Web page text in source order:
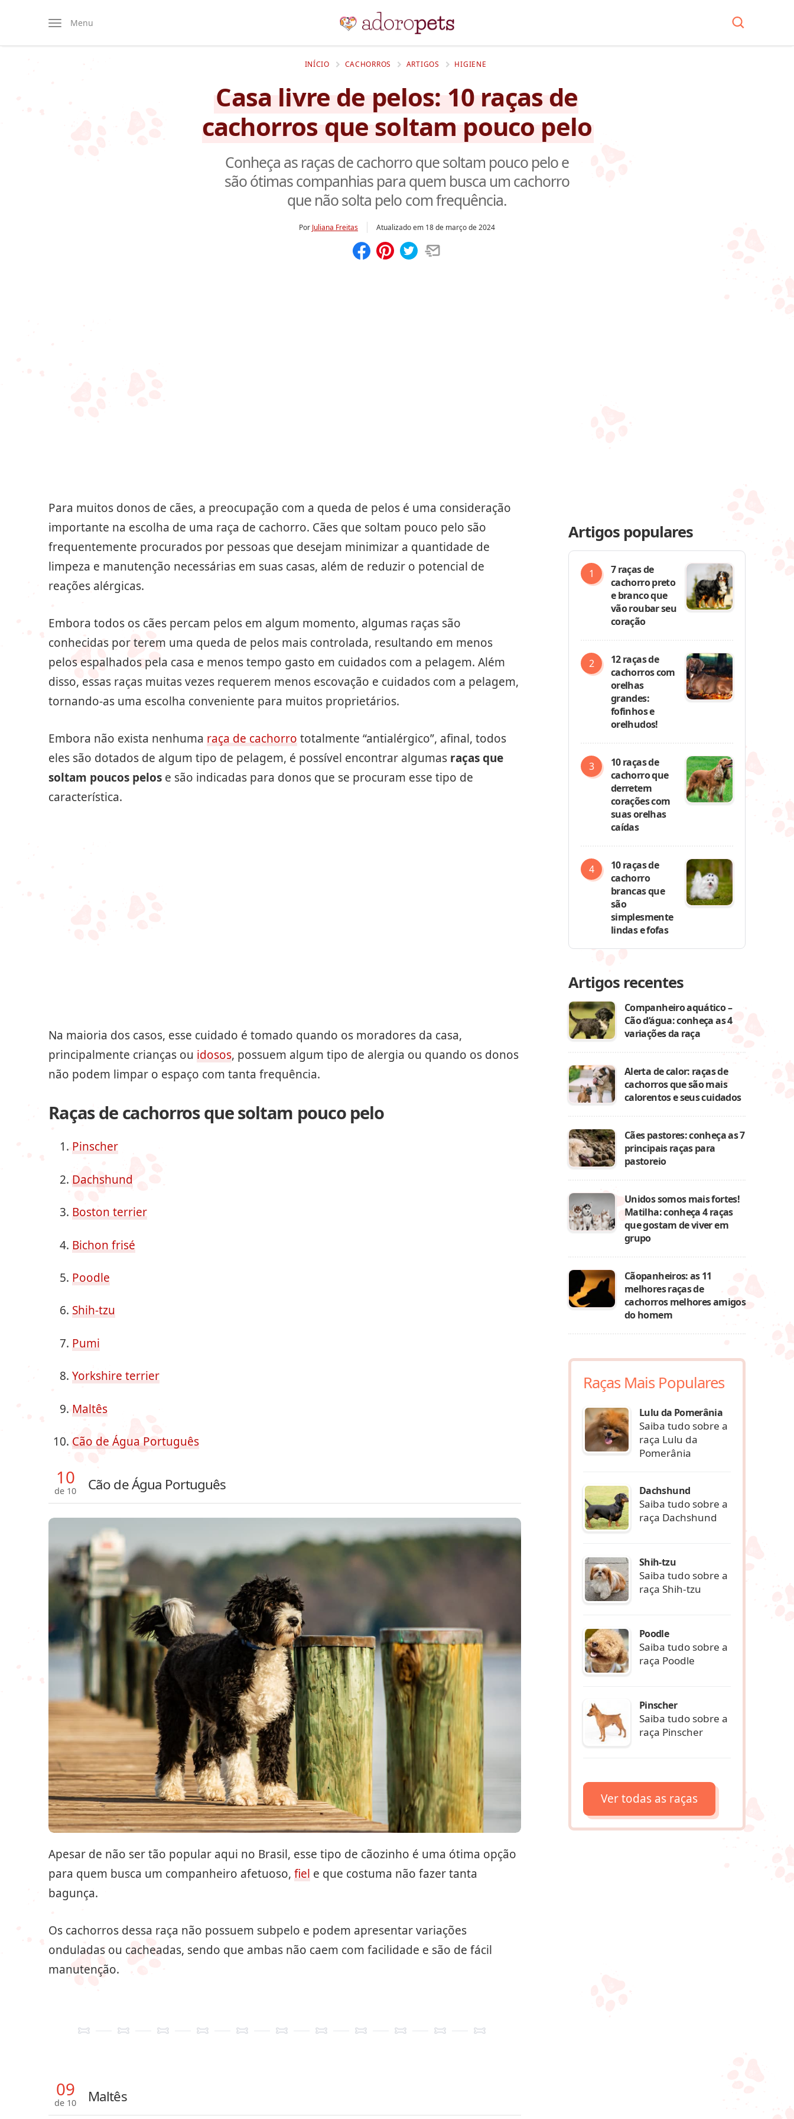
Menu
INÍCIO CACHORROS ARTIGOS HIGIENE
Casa livre de pelos: 10 raças de
cachorros que soltam pouco pelo
Conheça as raças de cachorro que soltam pouco pelo e
são ótimas companhias para quem busca um cachorro
que não solta pelo com frequência.
Por Juliana Freitas Atualizado em 18 de março de 2024
Para muitos donos de cães, a preocupação com a queda de pelos é uma consideração
importante na escolha de uma raça de cachorro. Cães que soltam pouco pelo são
frequentemente procurados por pessoas que desejam minimizar a quantidade de
limpeza e manutenção necessárias em suas casas, além de reduzir o potencial de
reações alérgicas.
Embora todos os cães percam pelos em algum momento, algumas raças são
conhecidas por terem uma queda de pelos mais controlada, resultando em menos
pelos espalhados pela casa e menos tempo gasto em cuidados com a pelagem. Além
disso, essas raças muitas vezes requerem menos escovação e cuidados com a pelagem,
tornando-as uma escolha conveniente para muitos proprietários.
Embora não exista nenhuma raça de cachorro totalmente “antialérgico”, afinal, todos
eles são dotados de algum tipo de pelagem, é possível encontrar algumas raças que
soltam poucos pelos e são indicadas para donos que se procuram esse tipo de
característica.
Na maioria dos casos, esse cuidado é tomado quando os moradores da casa,
principalmente crianças ou idosos, possuem algum tipo de alergia ou quando os donos
não podem limpar o espaço com tanta frequência.
Raças de cachorros que soltam pouco pelo
Pinscher
Dachshund
Boston terrier
Bichon frisé
Poodle
Shih-tzu
Pumi
Yorkshire terrier
Maltês
Cão de Água Português
10
de 10 Cão de Água Português
Apesar de não ser tão popular aqui no Brasil, esse tipo de cãozinho é uma ótima opção
para quem busca um companheiro afetuoso, fiel e que costuma não fazer tanta
bagunça.
Os cachorros dessa raça não possuem subpelo e podem apresentar variações
onduladas ou cacheadas, sendo que ambas não caem com facilidade e são de fácil
manutenção.
09
de 10 Maltês
Artigos populares
7 raças de
cachorro preto
e branco que
vão roubar seu
coração
12 raças de
cachorros com
orelhas
grandes:
fofinhos e
orelhudos!
10 raças de
cachorro que
derretem
corações com
suas orelhas
caídas
10 raças de
cachorro
brancas que
são
simplesmente
lindas e fofas
Artigos recentes
Companheiro aquático –
Cão d’água: conheça as 4
variações da raça
Alerta de calor: raças de
cachorros que são mais
calorentos e seus cuidados
Cães pastores: conheça as 7
principais raças para
pastoreio
Unidos somos mais fortes!
Matilha: conheça 4 raças
que gostam de viver em
grupo
Cãopanheiros: as 11
melhores raças de
cachorros melhores amigos
do homem
Raças Mais Populares
Lulu da Pomerânia
Saiba tudo sobre a
raça Lulu da
Pomerânia
Dachshund
Saiba tudo sobre a
raça Dachshund
Shih-tzu
Saiba tudo sobre a
raça Shih-tzu
Poodle
Saiba tudo sobre a
raça Poodle
Pinscher
Saiba tudo sobre a
raça Pinscher
Ver todas as raças